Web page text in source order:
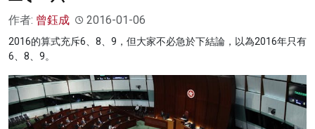
作者: 曾鈺成 2016-01-06
2016的算式充斥6、8、9，但大家不必急於下結論，以為2016年只有
6、8、9。